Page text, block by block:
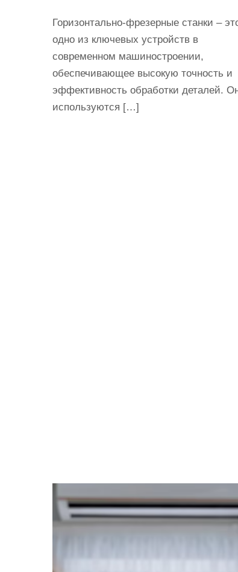
Горизонтально-фрезерные станки –
одно из ключевых устройств в
современном машиностроении,
обеспечивающее высокую точность и
эффективность обработки деталей.
используются […]